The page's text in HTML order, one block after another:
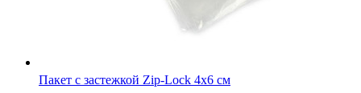
Пакет с застежкой Zip-Lock 5х7 см